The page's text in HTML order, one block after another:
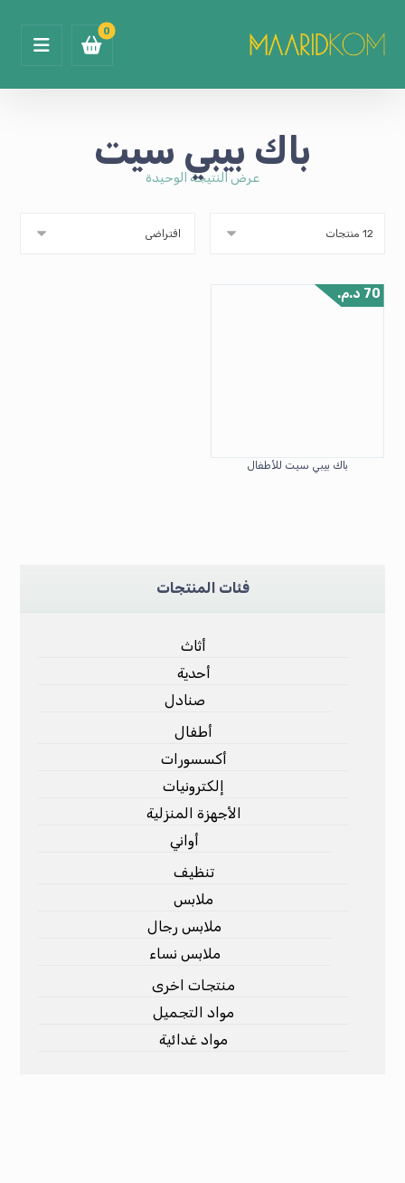
باك بيبي سيت
عرض النتيجة الوحيدة
باك بيبي سيت للأطفال
70 د.م.
فئات المنتجات
أثاث
أحدية
صنادل
أطفال
أكسسورات
إلكترونيات
الأجهزة المنزلية
أواني
تنظيف
ملابس
ملابس رجال
ملابس نساء
منتجات اخرى
مواد التجميل
مواد غدائية